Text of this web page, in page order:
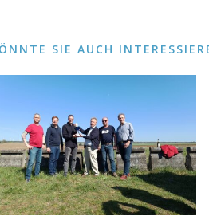
SIE AUCH